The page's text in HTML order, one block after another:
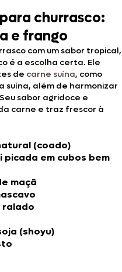
churrasco:
e frango
com um sabor tropical,
é a escolha certa. Ele
de carne suína, como
suína, além de harmonizar
sabor agridoce e
carne e traz frescor à
(coado)
em cubos bem
maçã
ralado
(shoyu)